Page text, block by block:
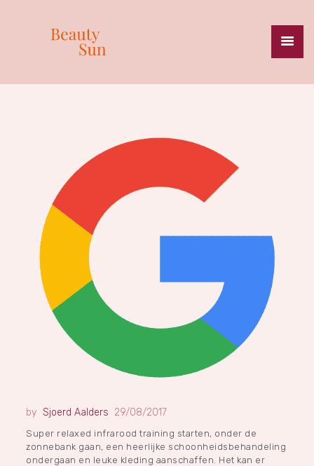
SPECIALISATIES
PRIJSLIJST
ZONNESTUDIO
HEALTH & WEIGHT
ONZE MERKEN
OVER ONS
CONTACT
Sjoerd Aalders 29/08/2017
Super relaxed infrarood training starten, onder de
zonnebank gaan, een heerlijke schoonheidsbehandeling
ondergaan en leuke kleding aanschaffen. Het kan er